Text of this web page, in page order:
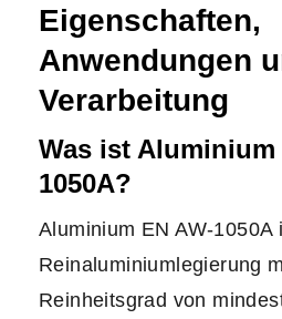
Eigenschaften,
Anwendungen
Verarbeitung
Was ist Aluminium
1050A?
Aluminium EN AW-1050A
Reinaluminiumlegierung
Reinheitsgrad von